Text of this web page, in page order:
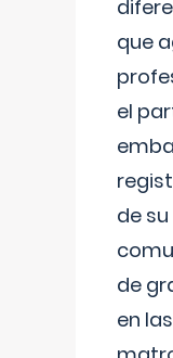
que
el
de
de
en